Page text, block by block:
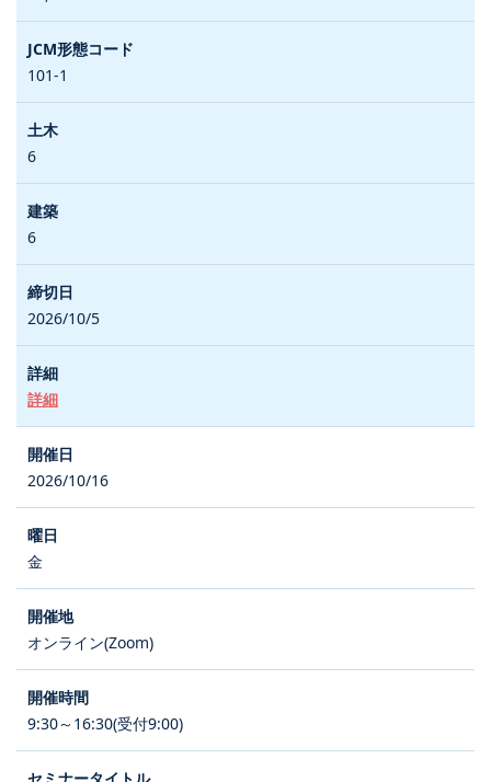
101-1
6
6
2026/10/5
詳細
2026/10/16
金
オンライン(Zoom)
9:30～16:30(受付9:00)